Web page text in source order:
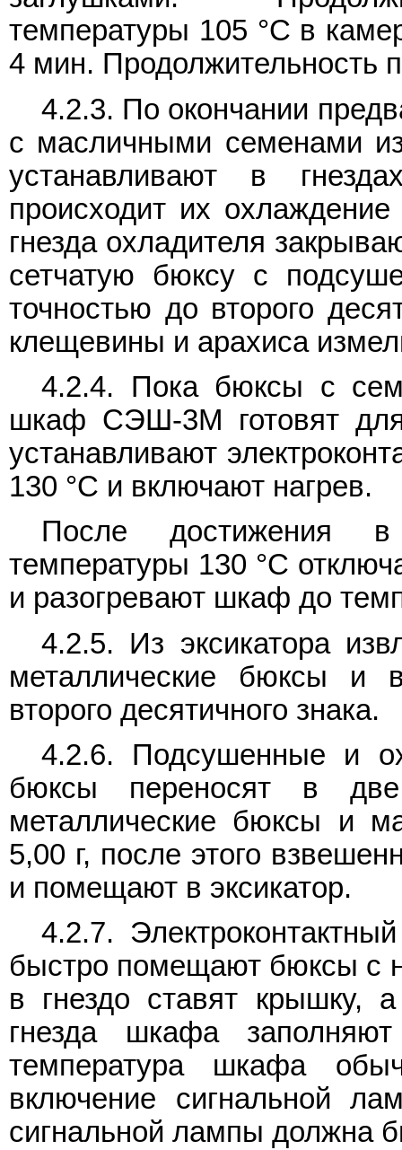
температуры 105 °C в
4 мин. Продолжительность
4.2.3. По окончании
с масличными семенами
устанавливают в
происходит их
гнезда охладителя
сетчатую бюксу с
точностью до второго
клещевины и арахиса
4.2.4. Пока бюксы с
шкаф СЭШ-3М готовят
устанавливают
130 °C и включают нагрев.
После достижения
температуры 130 °C
и разогревают шкаф до
4.2.5. Из эксикатора
металлические бюксы и
второго десятичного знака.
4.2.6. Подсушенные и
бюксы переносят в
металлические бюксы и
5,00 г, после этого
и помещают в эксикатор.
4.2.7.
быстро помещают бюксы с
в гнездо ставят крышку,
гнезда шкафа
температура шкафа
включение сигнальной
сигнальной лампы должна